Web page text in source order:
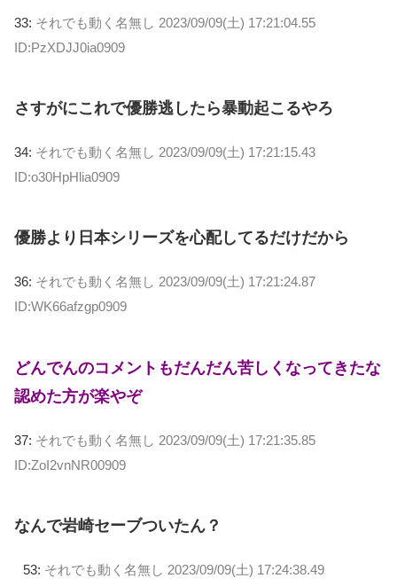
33: それでも動く名無し 2023/09/09(土) 17:21:04.55
ID:PzXDJJ0ia0909
さすがにこれで優勝逃したら暴動起こるやろ
34: それでも動く名無し 2023/09/09(土) 17:21:15.43
ID:o30HpHlia0909
優勝より日本シリーズを心配してるだけだから
36: それでも動く名無し 2023/09/09(土) 17:21:24.87
ID:WK66afzgp0909
どんでんのコメントもだんだん苦しくなってきたな
認めた方が楽やぞ
37: それでも動く名無し 2023/09/09(土) 17:21:35.85
ID:ZoI2vnNR00909
なんで岩崎セーブついたん？
53: それでも動く名無し 2023/09/09(土) 17:24:38.49